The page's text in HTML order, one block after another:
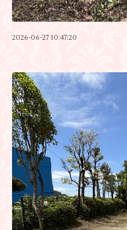
2026-06-27 10:47:20